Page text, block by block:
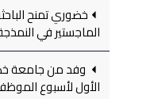
خضوري تمنح
الماجستير في
وفد من جامعة
الأول لأسبوع